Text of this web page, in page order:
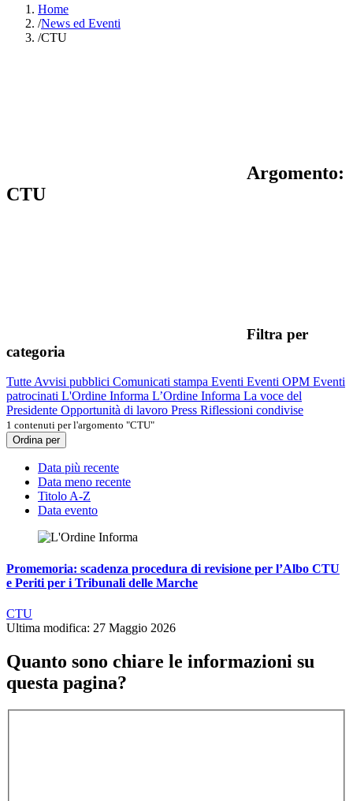
Home
/News ed Eventi
/CTU
Argomento:
CTU
Filtra per
categoria
Tutte Avvisi pubblici Comunicati stampa Eventi Eventi OPM Eventi
patrocinati L'Ordine Informa L’Ordine Informa La voce del
Presidente Opportunità di lavoro Press Riflessioni condivise
1 contenuti per l'argomento "CTU"
Ordina per
Data più recente
Data meno recente
Titolo A-Z
Data evento
Promemoria: scadenza procedura di revisione per l’Albo CTU
e Periti per i Tribunali delle Marche
CTU
Ultima modifica: 27 Maggio 2026
Quanto sono chiare le informazioni su
questa pagina?